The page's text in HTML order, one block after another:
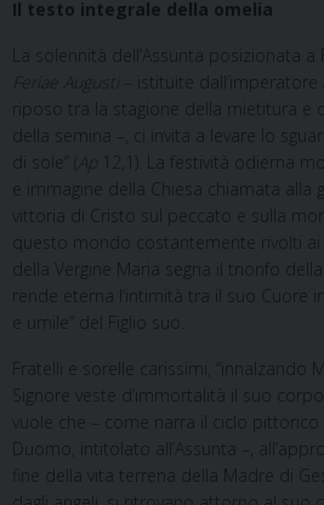
Il testo integrale della omelia
La solennità dell’Assunta posizionata a
– istituite
riposo tra la stagione della mietitura e
della semina –, ci invita a levare lo
di sole” (
12,1). La festività odierna
e immagine della Chiesa chiamata alla
vittoria di Cristo sul peccato e sulla
questo mondo costantemente rivolti ai
della Vergine Maria segna il trionfo
rende eterna l’intimità tra il suo Cuore
e umile” del Figlio suo.
Fratelli e sorelle carissimi, “innalzando
Signore veste d’immortalità il suo
vuole che – come narra il ciclo
Duomo, intitolato all’Assunta –,
fine della vita terrena della Madre di